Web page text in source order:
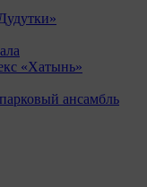
«Хатынь»
ансамбль